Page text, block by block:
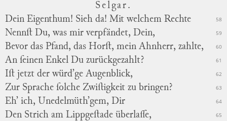
Selgar.
Dein Eigenthum! Sieh da! Mit welchem Rechte
58
Nennſt Du, was mir verpfändet, Dein, 59
Bevor das Pfand, das Horſt, mein Ahnherr, zahlte, 60
An ſeinen Enkel Du zurückgezahlt? 61
Iſt jetzt der würd’ge Augenblick, 62
Zur Sprache ſolche Zwiſtigkeit zu bringen? 63
Eh’ ich, Unedelmüth’gem, Dir 64
Den Strich am Lippgeſtade überlaſſe, 65